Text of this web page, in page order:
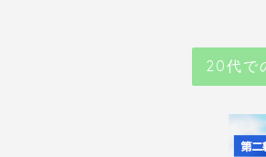
20代で